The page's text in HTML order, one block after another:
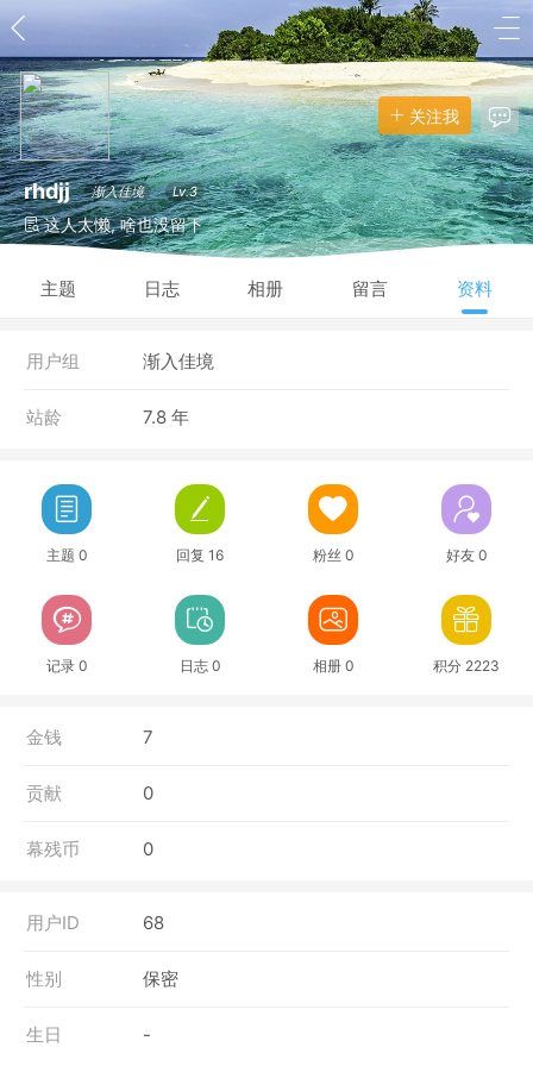
关注我
rhdjj 渐入佳境 Lv.3
这人太懒, 啥也没留下
主题 日志 相册 留言 资料
用户组 渐入佳境
站龄 7.8 年
主题 0 回复 16 粉丝 0 好友 0
记录 0 日志 0 相册 0 积分 2223
金钱 7
贡献 0
幕残币 0
用户ID 68
性别 保密
生日 -